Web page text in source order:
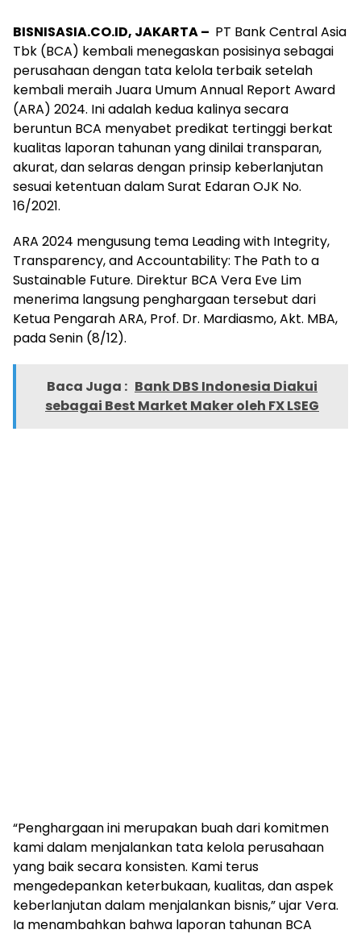
BISNISASIA.CO.ID, JAKARTA – PT Bank Central Asia
Tbk (BCA) kembali menegaskan posisinya sebagai
perusahaan dengan tata kelola terbaik setelah
kembali meraih Juara Umum Annual Report Award
(ARA) 2024. Ini adalah kedua kalinya secara
beruntun BCA menyabet predikat tertinggi berkat
kualitas laporan tahunan yang dinilai transparan,
akurat, dan selaras dengan prinsip keberlanjutan
sesuai ketentuan dalam Surat Edaran OJK No.
16/2021.
ARA 2024 mengusung tema Leading with Integrity,
Transparency, and Accountability: The Path to a
Sustainable Future. Direktur BCA Vera Eve Lim
menerima langsung penghargaan tersebut dari
Ketua Pengarah ARA, Prof. Dr. Mardiasmo, Akt. MBA,
pada Senin (8/12).
Baca Juga : Bank DBS Indonesia Diakui
sebagai Best Market Maker oleh FX LSEG
“Penghargaan ini merupakan buah dari komitmen
kami dalam menjalankan tata kelola perusahaan
yang baik secara konsisten. Kami terus
mengedepankan keterbukaan, kualitas, dan aspek
keberlanjutan dalam menjalankan bisnis,” ujar Vera.
Ia menambahkan bahwa laporan tahunan BCA